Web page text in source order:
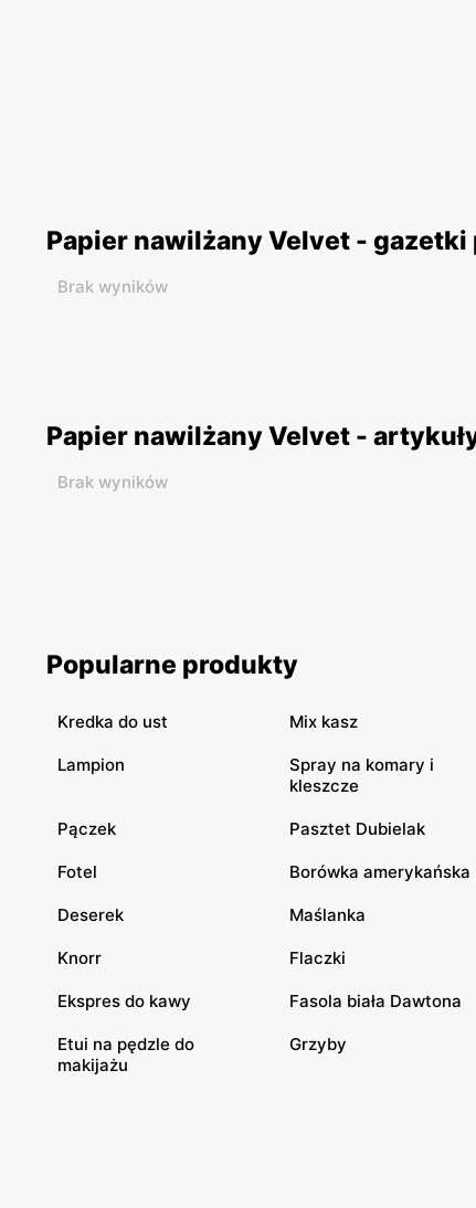
Papier nawilżany Velvet -
Brak wyników
Papier nawilżany Velvet -
Brak wyników
Popularne produkty
Kredka do ust Mix kasz
Lampion
Spray na komary i
kleszcze
Pączek Pasztet Dubielak
Fotel Borówka amerykańska
Deserek Maślanka
Knorr Flaczki
Ekspres do kawy Fasola biała Dawtona
Etui na pędzle do
makijażu
Grzyby